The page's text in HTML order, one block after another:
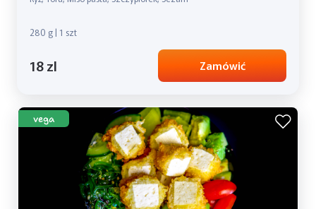
280 g | 1 szt
18 zl Zamówić
vega